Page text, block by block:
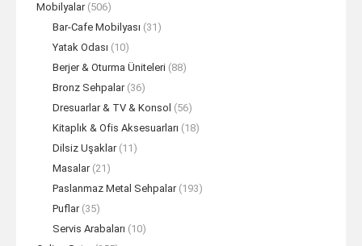
Mobilyalar (506)
Bar-Cafe Mobilyası (31)
Yatak Odası (10)
Berjer & Oturma Üniteleri (88)
Bronz Sehpalar (36)
Dresuarlar & TV & Konsol (56)
Kitaplık & Ofis Aksesuarları (18)
Dilsiz Uşaklar (11)
Masalar (21)
Paslanmaz Metal Sehpalar (193)
Puflar (35)
Servis Arabaları (10)